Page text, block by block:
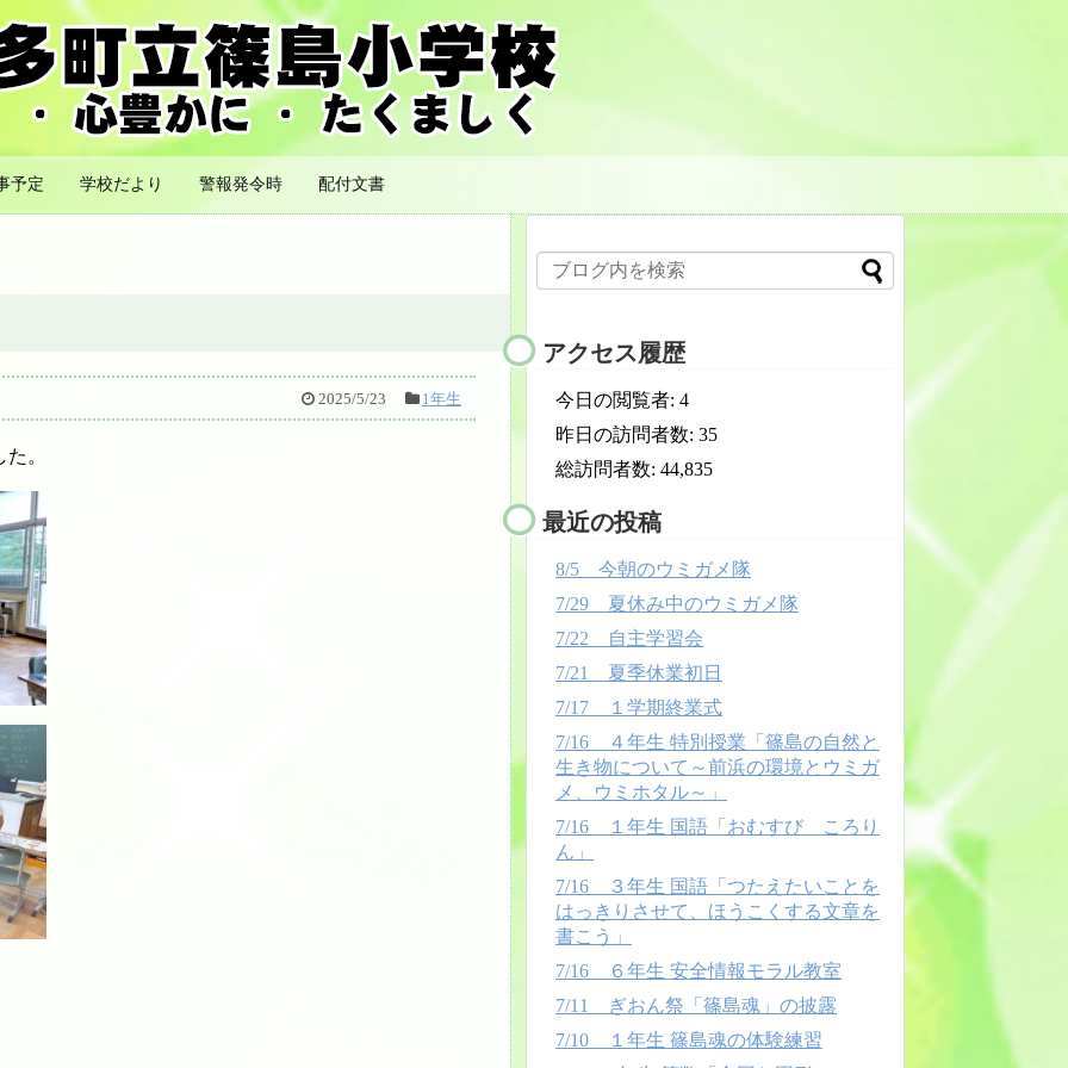
予定 学校だより 警報発令時 配付文書
2025/5/23 1年生
。
アクセス履歴
今日の閲覧者: 4
昨日の訪問者数: 35
総訪問者数: 44,835
最近の投稿
8/5 今朝のウミガメ隊
7/29 夏休み中のウミガメ隊
7/22 自主学習会
7/21 夏季休業初日
7/17 １学期終業式
7/16 ４年生 特別授業「篠島の自然と
生き物について～前浜の環境とウミガ
メ、ウミホタル～」
7/16 １年生 国語「おむすび ころり
ん」
7/16 ３年生 国語「つたえたいことを
はっきりさせて、ほうこくする文章を
書こう」
7/16 ６年生 安全情報モラル教室
7/11 ぎおん祭「篠島魂」の披露
7/10 １年生 篠島魂の体験練習